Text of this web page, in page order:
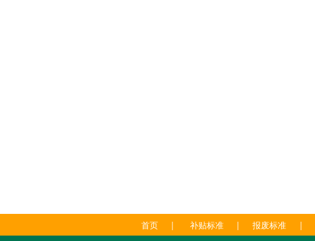
首页 | 补贴标准 | 报废标准 |